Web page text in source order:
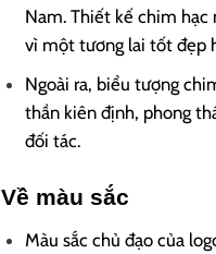
Nam. Thiết kế chim hạc
vì một tương lai tốt đẹp
Ngoài ra, biểu tượng
thần kiên định, phong
đối tác.
Về màu sắc
Màu sắc chủ đạo của